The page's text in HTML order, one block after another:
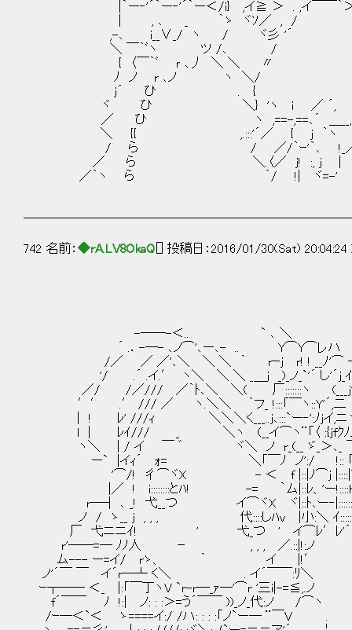
|｀ー‐'´｀ー‐'´｀ー＜/i} ,イ≧ ＞ . ,イ￣￣｀
| , ､ _ ｀ゝ ヾｿ／ , / ヽ
,-､ i__∨_/ ヽ / ヾ彡
＼ ￣｀ﾞヽ ツ /､ /
{ 〈￣｀ﾞ ｒ ､丿 ＼ ＼
ﾉ ノ r ､ノ ヽ ＼/
j´ ひ . {
ヾ ひ ＼} 'ヽ i ／
／ ひ ヽ ,==-,==､´ ＿
＼ {{ ,.:::'´／ { j ｀
/ ら / ／/｀ｰ'｀､
／ ら ＼.〈／ j! :,
／｀ヽ ら ｀/ !| ヾ
742 名前： ◆rA.LV8OkaQ [] 投稿日：2016/01/30(Sat) 20:04:24
-──-＜.. ` ､ ＼
´ .．-―- ､ノ⌒'､ー､- .. Y⌒Y⌒レハ
/／ ／ ／'､＼ ＼ ＼ ｀ rｰj r! ! __ﾉ'⌒ ｰ
'/ .´ .イ.′ ヽ＼ ＼ ＼ _＿j _)_ノ_`'´ し'´j_ｲ
／/ /／/// ／｀ﾄ､＼ ＼( 厂:::::::ヽ
′′ .′ /// ／ ヽ.＼＼ ｀フ_ !:::「￣ヽ::Y'´,二 ヽ_
| ! ﾚ' ///ｨ ＼＼＼く___..j､:::`ー‐':ﾉjイ,ニ
l | ﾚｲ/// _ ＼ヽ (__イ⌒ヽ¨「〈 :{jfｸﾉノ
ヽ＼ | / イ ￣ ゛ ヾ＼ ノ r_(__ ゞ_＞､_ ￣ﾉ
ー` |イｨ´ ｫ= ＼「￣ﾉ ノ':/ !:: 「
'⌒/! 彳⌒ヾX - ＜ f |::|ﾉ⌒j |::::|ﾞ rく
|／ ! i::::::::とﾊ! -= ｀ム|::ﾚ、'ー!::::ｈ
r―┤ ､ _! 弋__つ イ⌒ヾX ヾ|::ﾄ､ー
ノ / ゝ__ j , , , 代::::しﾊv |小:＼ ｲ
厂 弋ニニｲ! ' 弋_つ ' イ⌒ﾚ′ﾚ'´ ふー
r'──=─ ﾉﾉ人 － , , , ／.::|!:ノ
ム--- ー=イ/ rゝ、 ｀ イ |!′
ノ'´￣ ￣ イ´r─┴ く＼ . イ´￣￣:ﾘ＼
ｰ┬── ＜_ |:「￣丁ヽV `r-r―_ｧ―'⌒r '三i|-=≦,.ノ
f´￣￣ ﾉ !:| ノ: : :＞=う´￣￣ ))_ノ_代:ノ /⌒ヽ
/ｰ―＜`＜ ゝ====イ:/ /ハ: : : :「ノ`ー─ ¨￣V .